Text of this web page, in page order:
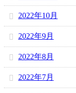
2022年10月
2022年9月
2022年8月
2022年7月